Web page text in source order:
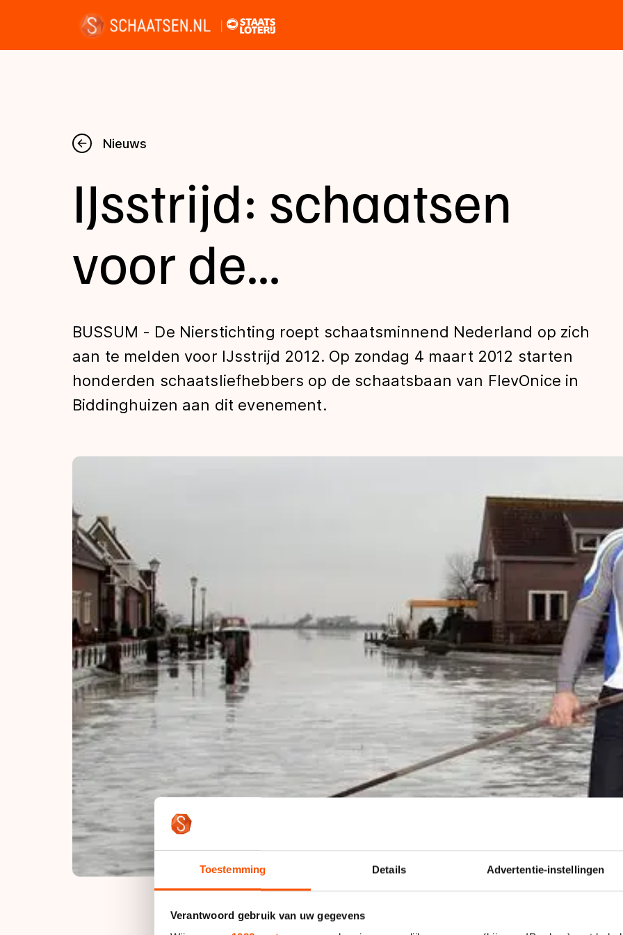
Toestemming Details Advertentie-instellingen
Verantwoord gebruik van uw gegevens
Nieuws
Kalender
Disciplines
Uitslagen
Tijden & historie
De weg op
Olympische Spelen
Nieuws
IJsstrijd: schaatsen
voor de...
BUSSUM - De Nierstichting roept schaatsminnend Nederland op zich
aan te melden voor IJsstrijd 2012. Op zondag 4 maart 2012 starten
honderden schaatsliefhebbers op de schaatsbaan van FlevOnice in
Biddinghuizen aan dit evenement.